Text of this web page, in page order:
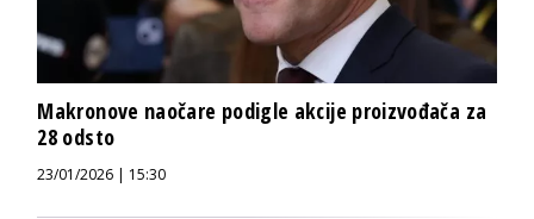
Makronove naočare podigle akcije proizvođača za
28 odsto
23/01/2026 | 15:30